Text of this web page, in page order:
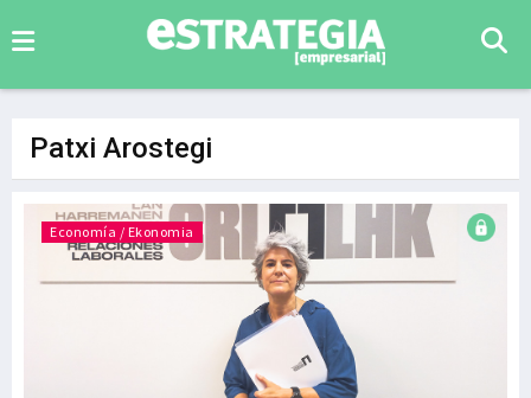
Patxi Arostegi
Economía / Ekonomia